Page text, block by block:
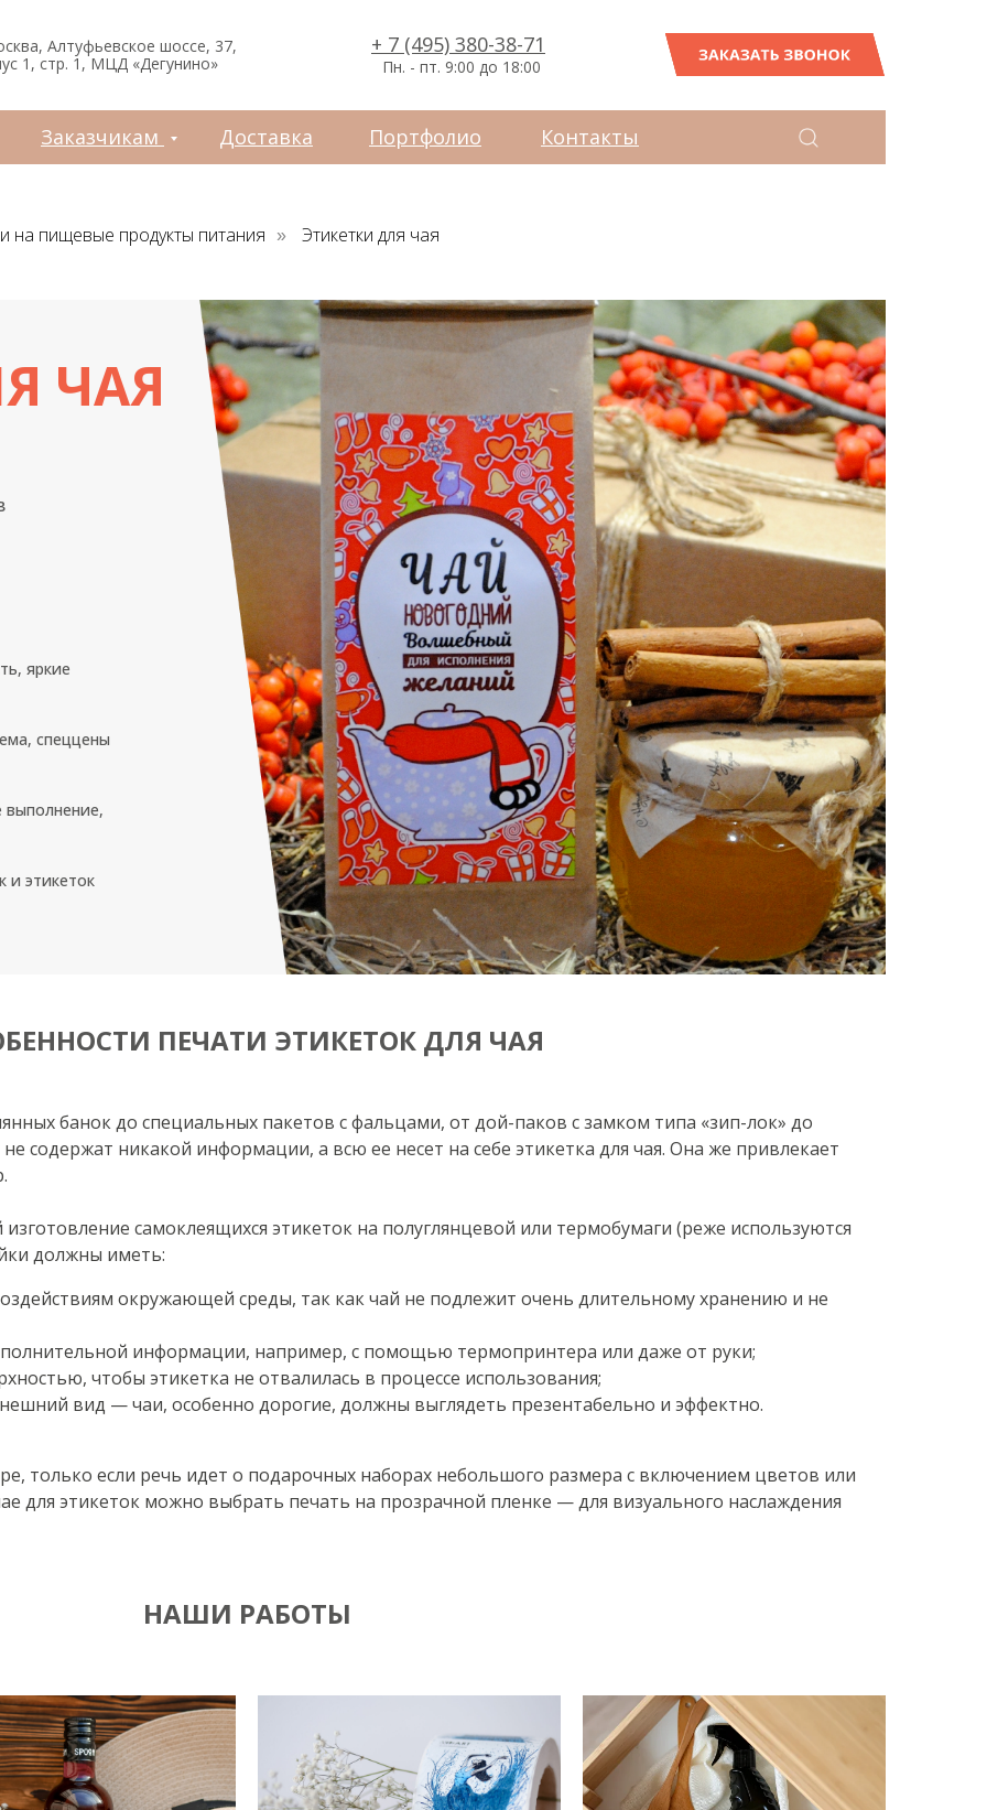
+ 7 (495) 380-38-71
Алтуфьевское шоссе, 37,
1, стр. 1, МЦД «Дегунино»
Пн. - пт. 9:00 до 18:00
ЗАКАЗАТЬ ЗВОНОК
Заказчикам Доставка Портфолио Контакты
на пищевые продукты питания » Этикетки для чая
ЧАЯ
яркие
спеццены
выполнение,
и этикеток
ПЕЧАТИ ЭТИКЕТОК ДЛЯ ЧАЯ
банок до специальных пакетов с фальцами, от дой-паков с замком типа «зип-лок» до
содержат никакой информации, а всю ее несет на себе этикетка для чая. Она же привлекает
изготовление самоклеящихся этикеток на полуглянцевой или термобумаги (реже используются
должны иметь:
окружающей среды, так как чай не подлежит очень длительному хранению и не
информации, например, с помощью термопринтера или даже от руки;
чтобы этикетка не отвалилась в процессе использования;
вид — чаи, особенно дорогие, должны выглядеть презентабельно и эффектно.
только если речь идет о подарочных наборах небольшого размера с включением цветов или
для этикеток можно выбрать печать на прозрачной пленке — для визуального наслаждения
НАШИ РАБОТЫ